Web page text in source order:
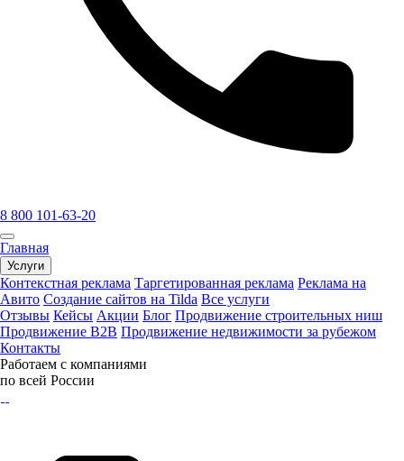
8 800 101-63-20
Главная
Услуги
Контекстная реклама Таргетированная реклама Реклама на
Авито Создание сайтов на Tilda Все услуги
Отзывы Кейсы Акции Блог Продвижение строительных ниш
Продвижение B2B Продвижение недвижимости за рубежом
Контакты
Работаем с компаниями
по всей России